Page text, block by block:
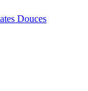
Douces